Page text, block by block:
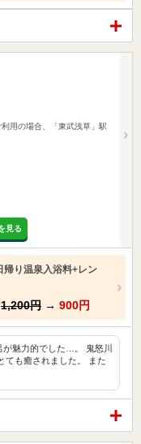
用の場合、「東武浅草」駅
見る
帰り温泉入浴料+レン
1,200円 → 900円
魅力的でした…。 鬼怒川
ても癒されました。 また